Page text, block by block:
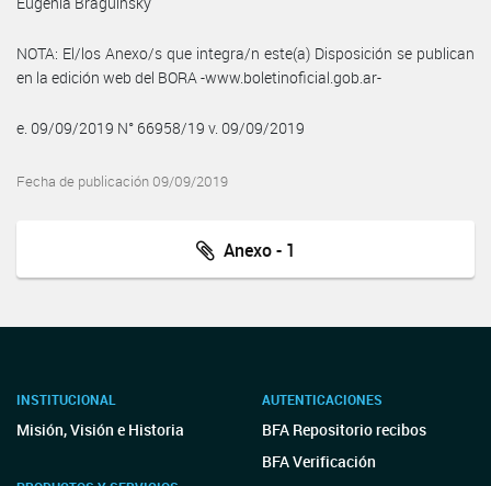
NOTA: El/los Anexo/s que integra/n este(a) Disposición se publican
en la edición web del BORA -www.boletinoficial.gob.ar-
e. 09/09/2019 N° 66958/19 v. 09/09/2019
Fecha de publicación 09/09/2019
Anexo - 1
INSTITUCIONAL
Misión, Visión e Historia
AUTENTICACIONES
BFA Repositorio recibos
BFA Verificación